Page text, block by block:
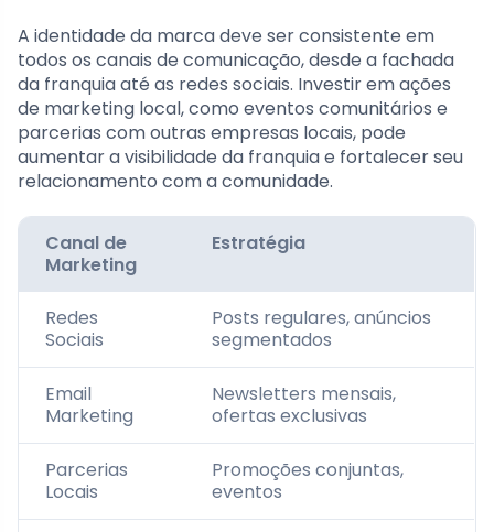
A identidade da marca deve ser consistente em
todos os canais de comunicação, desde a fachada
da franquia até as redes sociais. Investir em ações
de marketing local, como eventos comunitários e
parcerias com outras empresas locais, pode
aumentar a visibilidade da franquia e fortalecer seu
relacionamento com a comunidade.
Canal de
Marketing
Estratégia
Redes
Sociais
Posts regulares, anúncios
segmentados
Email
Marketing
Newsletters mensais,
ofertas exclusivas
Parcerias
Locais
Promoções conjuntas,
eventos